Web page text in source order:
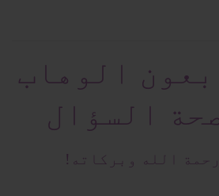
الوهاب
السؤال
الله وبرکاته!